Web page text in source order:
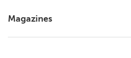
Magazines